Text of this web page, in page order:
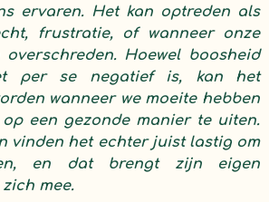
ervaren. Het kan optreden als
frustratie, of wanneer onze
overschreden. Hoewel boosheid
per se negatief is, kan het
wanneer we moeite hebben
een gezonde manier te uiten.
vinden het echter juist lastig om
en dat brengt zijn eigen
mee.